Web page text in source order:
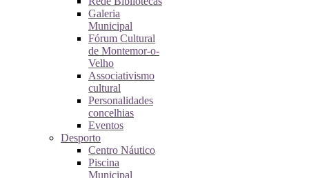
Galeria
Municipal
Fórum Cultural
de Montemor-o-
Velho
Associativismo
cultural
Personalidades
concelhias
Eventos
Desporto
Centro Náutico
Piscina
Municipal